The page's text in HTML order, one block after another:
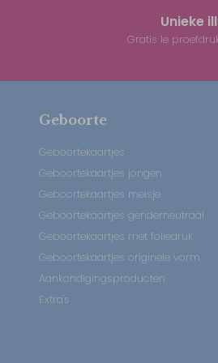
Unieke
Gratis 1e
Geboorte
Geboortekaartjes
Geboortekaartjes jongen
Geboortekaartjes meisje
Geboortekaartjes genderneutraal
Geboortekaartjes met foliedruk
Geboortekaartjes originele vorm
Aankondigingsproducten
Extra's